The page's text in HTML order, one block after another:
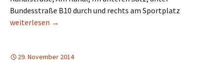
Bundesstraße B10 durch und rechts am Sportplatz
Albersweiler – Hohenbergturm
weiterlesen →
29. November 2014